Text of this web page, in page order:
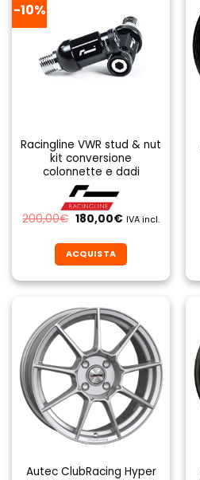
-10%
Racingline VWR stud & nut
kit conversione
colonnette e dadi
200,00€ Il
prezzo
era:
200,00€.
180,00€Il
è:
180,00€.
IVA incl.
ACQUISTA
prodotto
ha
più
varianti.
Le
opzioni
possono
essere
scelte
nella
del
Autec ClubRacing Hyper